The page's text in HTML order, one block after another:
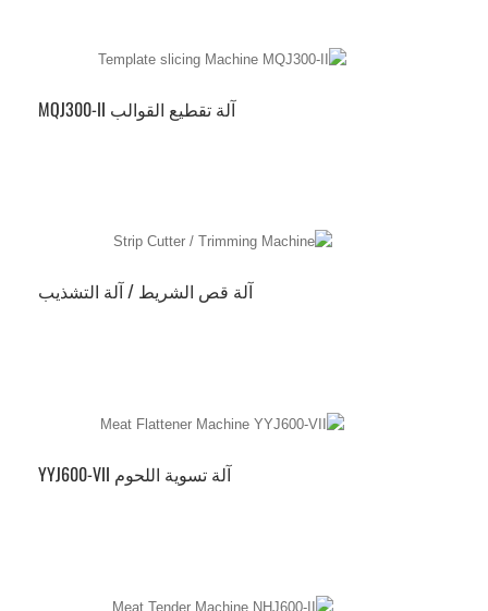
آلة تقطيع القوالب MQJ300-II
آلة قص الشريط / آلة التشذيب
آلة تسوية اللحوم YYJ600-VII